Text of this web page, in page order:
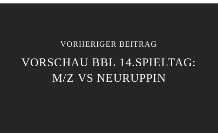
VORHERIGER BEITRAG
VORSCHAU BBL 14.SPIELTAG:
M/Z VS NEURUPPIN